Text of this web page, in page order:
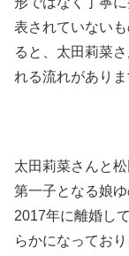
表されていない
ると、太田莉菜
れる流れがありま
太田莉菜さんと
第一子となる娘
2017年に離婚し
らかになってお